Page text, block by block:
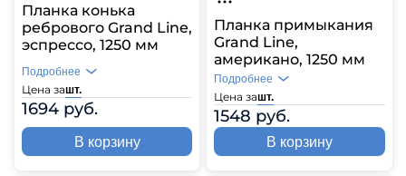
Планка конька
ребрового Grand Line,
эспрессо, 1250 мм
Цена зашт.
1694 руб.
Подробнее
В корзину
Планка примыкания
Grand Line,
американо, 1250 мм
Цена зашт.
1548 руб.
Подробнее
В корзину